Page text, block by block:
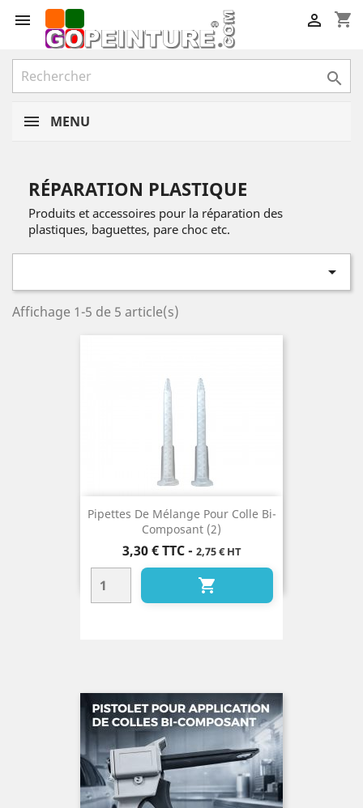
 shopping_cart


MENU
RÉPARATION PLASTIQUE
Produits et accessoires pour la réparation des
plastiques, baguettes, pare choc etc.

Affichage 1-5 de 5 article(s)
Pipettes De Mélange Pour Colle Bi-
Composant (2)
Prix
3,30 € TTC- 2,75 € HT
